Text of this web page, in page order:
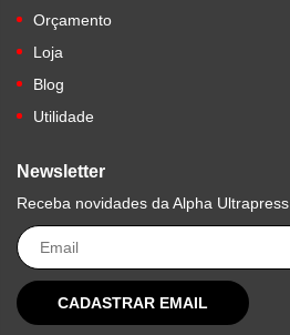
Orçamento
Loja
Blog
Utilidade
Newsletter
Receba novidades da Alpha Ultrapress